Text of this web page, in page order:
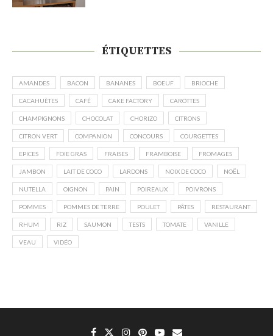
ÉTIQUETTES
AMANDES BACON BANANES BOEUF BRIOCHE
CACAHUÈTES CAFÉ CAKE FACTORY CAROTTES
CHAMPIGNONS CHOCOLAT CHORIZO CITRONS
CITRON VERT COMPANION CONCOURS COURGETTES
EPICES FOIE GRAS FRAISES FRAMBOISE FROMAGES
JAMBON LAIT DE COCO LARDONS NOIX DE COCO NOËL
NUTELLA OIGNON PAIN POIREAUX POIVRONS
POMMES POMMES DE TERRE POULET PÂTES RESTAURANT
RHUM RIZ SAUMON TESTS TOMATE VANILLE
VEAU VIDÉO